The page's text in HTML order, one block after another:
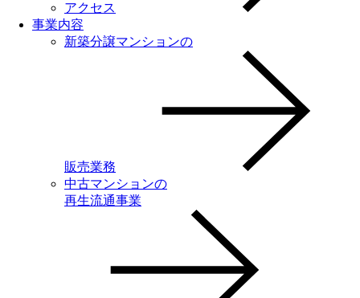
アクセス
事業内容
新築分譲マンションの
販売業務
中古マンションの
再生流通事業